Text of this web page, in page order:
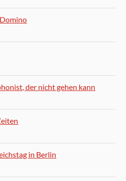
der nicht gehen kann
in Berlin